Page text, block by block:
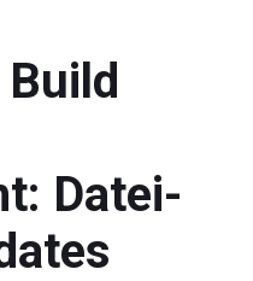
Datei-